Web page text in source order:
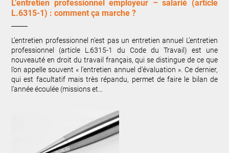
L’entretien professionnel employeur – salarié (article
L.6315-1) : comment ça marche ?
L’entretien professionnel n’est pas un entretien annuel L’entretien
professionnel (article L.6315-1 du Code du Travail) est une
nouveauté en droit du travail français, qui se distingue de ce que
l’on appelle souvent « l’entretien annuel d’évaluation ». Ce dernier,
qui est facultatif mais très répandu, permet de faire le bilan de
l’année écoulée (missions et…